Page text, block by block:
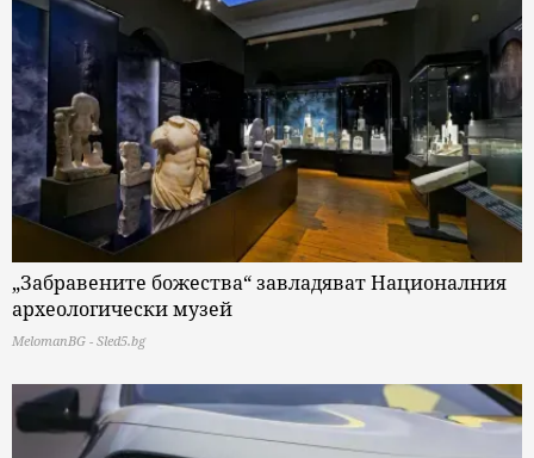
„Забравените божества“ завладяват Националния
археологически музей
MelomanBG - Sled5.bg